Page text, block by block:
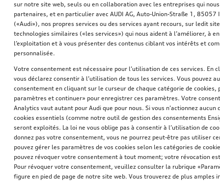
sur notre site web, seuls ou en collaboration avec les entreprises qui
partenaires, et en particulier avec AUDI AG, Auto-Union-Straße 1,
(«Audi»), nos propres services ou des services ayant recours, sur ledit
technologies similaires («les services») qui nous aident à l’améliorer, à
l’exploitation et à vous présenter des contenus ciblant vos intérêts et
personnalisée.
Votre consentement est nécessaire pour l’utilisation de ces services. En
vous déclarez consentir à l’utilisation de tous les services. Vous pouvez
consentement en cliquant sur le curseur de chaque catégorie de cookies,
paramètres et continuer» pour enregistrer ces paramètres. Votre
Analytics vaut autant pour Audi que pour nous. Si vous n’actionnez aucun
cookies essentiels (comme notre outil de gestion des consentements
seront exploités. La loi ne vous oblige pas à consentir à l’utilisation de
donnez pas votre consentement, vous ne pourrez peut-être pas utiliser
pouvez gérer les paramètres de vos cookies selon les catégories de
pouvez révoquer votre consentement à tout moment; votre révocation
Pour révoquer votre consentement, veuillez consulter la rubrique
figure en pied de page de notre site web. Vous trouverez de plus amples